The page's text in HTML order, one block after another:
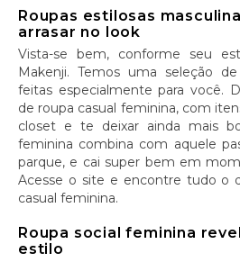
Roupas estilosas
arrasar no look
Vista-se bem, conforme seu
Makenji. Temos uma seleção
feitas especialmente para você.
de roupa casual feminina, com
closet e te deixar ainda mais
feminina combina com aquele
parque, e cai super bem em
Acesse o site e encontre tudo o
casual feminina.
Roupa social feminina
estilo